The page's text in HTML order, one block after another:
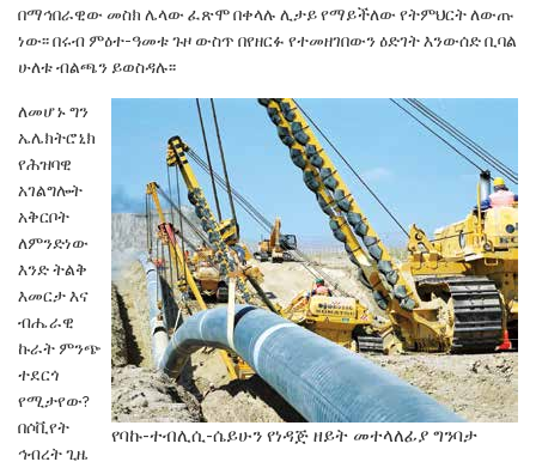
በማኅበራዊው መስክ ሌላው ፈጽሞ በቀላሉ ሊታይየማይችለው የትምህርት ለውጡ
ነው፡፡ በሩብ ምዕተ-ዓመቱጉዞ ውስጥ በየዘርፉ የተመዘገበውን ዕድገት እንውሰድ ቢባል
ሁለቱ ብልጫን ይወስዳሉ፡፡
የባኩ-ተብሊሲ-ሴይሁን የነዳጅ ዘይት መተላለፊያ ግንባታ
ለመሆኑ ግን
ኤሌክትሮኒክ
የሕዝባዊ
አገልግሎት
አቅርቦት
ለምንድነው
እንድ ትልቅ
እመርታ እና
ብሔራዊ
ኩራት ምንጭ
ተደርጎ
የሚታየው?
በሶቪየት
ኅብረት ጊዜ